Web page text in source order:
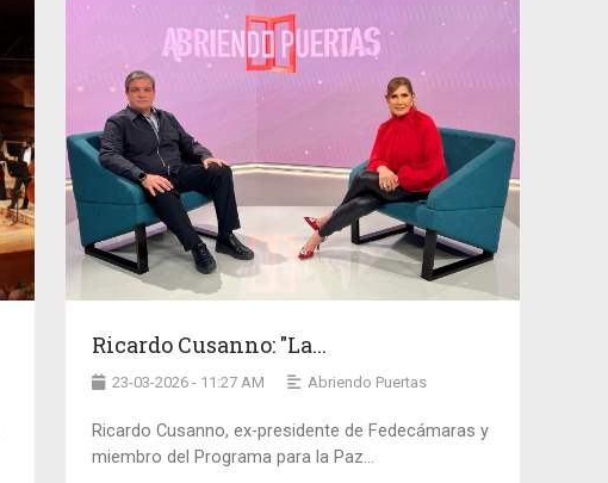
Ricardo Cusanno: "La...
23-03-2026 - 11:27 AM Abriendo Puertas
Ricardo Cusanno, ex-presidente de Fedecámaras y
miembro del Programa para la Paz...